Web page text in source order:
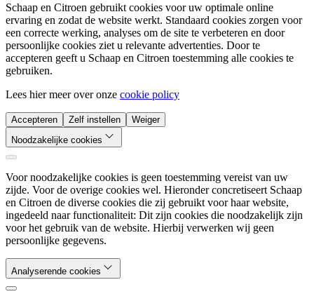
Schaap en Citroen gebruikt cookies voor uw optimale online
ervaring en zodat de website werkt. Standaard cookies zorgen voor
een correcte werking, analyses om de site te verbeteren en door
persoonlijke cookies ziet u relevante advertenties. Door te
accepteren geeft u Schaap en Citroen toestemming alle cookies te
gebruiken.
Lees hier meer over onze cookie policy
Accepteren Zelf instellen
Weiger
Noodzakelijke cookies
Voor noodzakelijke cookies is geen toestemming vereist van uw
zijde. Voor de overige cookies wel. Hieronder concretiseert Schaap
en Citroen de diverse cookies die zij gebruikt voor haar website,
ingedeeld naar functionaliteit: Dit zijn cookies die noodzakelijk zijn
voor het gebruik van de website. Hierbij verwerken wij geen
persoonlijke gegevens.
Analyserende cookies